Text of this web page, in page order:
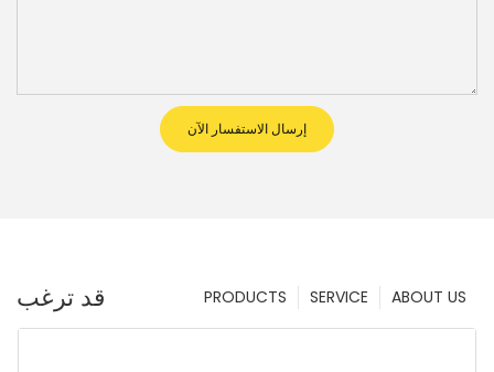
إرسال الاستفسار الآن
قد ترغب ABOUT US
SERVICE
PRODUCTS